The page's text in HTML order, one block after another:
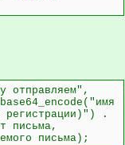
отправляем",
регистрации)") .
письма,
письма);